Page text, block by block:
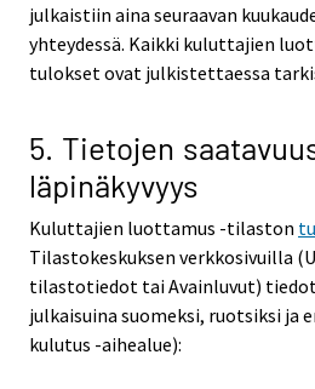
julkaistiin aina seuraavan
yhteydessä. Kaikki kuluttajien
tulokset ovat julkistettaessa
5. Tietojen
läpinäkyvyys
Kuluttajien luottamus -tilaston
Tilastokeskuksen verkkosivuilla
tilastotiedot tai Avainluvut)
julkaisuina suomeksi, ruotsiksi ja
kulutus -aihealue):